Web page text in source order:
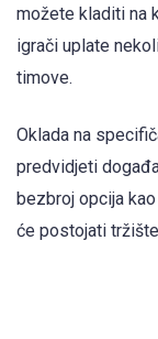
možete kladiti na
igrači uplate
timove.
Oklada na
predvidjeti
bezbroj opcija
će postojati